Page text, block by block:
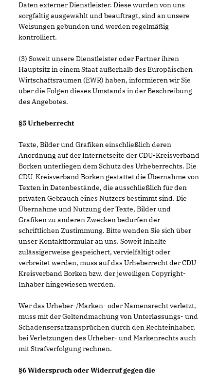
Daten externer Dienstleister. Diese wurden von uns
sorgfältig ausgewählt und beauftragt, sind an unsere
Weisungen gebunden und werden regelmäßig
kontrolliert.
(3) Soweit unsere Dienstleister oder Partner ihren
Hauptsitz in einem Staat außerhalb des Europäischen
Wirtschaftsraumen (EWR) haben, informieren wir Sie
über die Folgen dieses Umstands in der Beschreibung
des Angebotes.
§5 Urheberrecht
Texte, Bilder und Grafiken einschließlich deren
Anordnung auf der Internetseite der CDU-Kreisverband
Borken unterliegen dem Schutz des Urheberrechts. Die
CDU-Kreisverband Borken gestattet die Übernahme von
Texten in Datenbestände, die ausschließlich für den
privaten Gebrauch eines Nutzers bestimmt sind. Die
Übernahme und Nutzung der Texte, Bilder und
Grafiken zu anderen Zwecken bedürfen der
schriftlichen Zustimmung. Bitte wenden Sie sich über
unser Kontaktformular an uns. Soweit Inhalte
zulässigerweise gespeichert, vervielfältigt oder
verbreitet werden, muss auf das Urheberrecht der CDU-
Kreisverband Borken bzw. der jeweiligen Copyright-
Inhaber hingewiesen werden.
Wer das Urheber-/Marken- oder Namensrecht verletzt,
muss mit der Geltendmachung von Unterlassungs- und
Schadensersatzansprüchen durch den Rechteinhaber,
bei Verletzungen des Urheber- und Markenrechts auch
mit Strafverfolgung rechnen.
§6 Widerspruch oder Widerruf gegen die